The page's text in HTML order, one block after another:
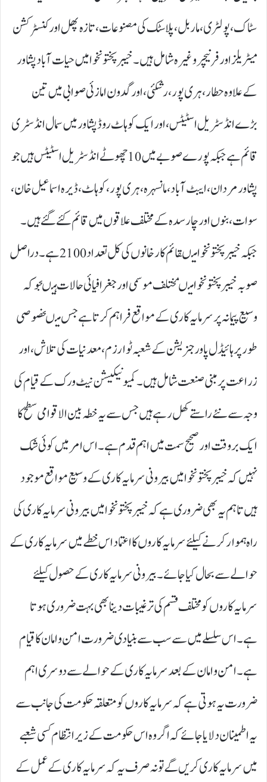
سٹاک، پولٹری، ماربل،پلاسٹک کی مصنوعات ،تازہ پھل اور کنسٹرکشن
میٹریلز اور فرنیچر وغیرہ شامل ہیں۔خیبر پختونخوا میں حیات آباد پشاور
کے علاوہ حطار،ہری پور،رشکئی،اور گدون امازئی صوابی میں تین
بڑے انڈسٹریل اسٹیٹس ،اور ایک کوہاٹ روڈ پشاور میں سمال انڈسٹری
قائم ہے جبکہ پورے صوبے میں 10چھوٹے انڈسٹریل اسٹیٹس ہیں جو
پشاور مردان،ایبٹ آباد،مانسہرہ، ہری پور،کوہاٹ،ڈیرہ اسماعیل خان،
سوات، بنوں اور چارسدہ کے مختلف علاقوں میں قائم کئے گئے ہیں۔
جبکہ خیبر پختونخوا میںقائم کارخانوں کی کل تعداد 2100ہے۔ دراصل
صوبہ خیبر پختونخوا میںمختلف موسمی اور جغرافیائی حالات ہیںجو کہ
وسیع پیمانہ پر سرمایہ کاری کے مواقع فراہم کرتا ہے جس میںخصوصی
طور پر ہائیڈل پاور جنریشن کے شعبہ ٹوارزم،معدنیات کی تلاش،اور
زراعت پر مبنی صنعت شامل ہیں۔کمیونیکیشن نیٹ ورک کے قیام کی
وجہ سے نئے راستے کھل رہے ہیں جس سے یہ خطہ بین الاقوامی سطح کا
ایک بر وقت اور صحیح سمت میں اہم قدم ہے ۔اس امر میں کوئی شک
نہیں کہ خیبر پختونخوا میں بیرونی سرمایہ کاری کے وسیع مواقع موجود
ہیں تاہم یہ بھی ضروری ہے کہ خیبر پختو نخوا میں بیرونی سرمایہ کاری کی
راہ ہموار کرنے کیلئے سرمایہ کاروں کا اعتماد اس خطے میں سرمایہ کاری کے
حوالے سے بحال کیا جائے۔ بیرونی سرمایہ کاری کے حصول کیلئے
سرمایہ کاروں کو مختلف قسم کی ترغیبات دینا بھی بہت ضروری ہوتا
ہے۔ اس سلسلے میں سے سب سے بنیادی ضرورت امن و امان کا قیام
ہے۔ امن و امان کے بعد سرمایہ کاری کے حوالے سے دوسری اہم
ضرورت یہ ہوتی ہے کہ سرمایہ کاروں کو متعلقہ حکومت کی جانب سے
یہ اطمینان دلایا جائے کہ اگر وہ اس حکومت کے زیر انتظام کسی شعبے
میں سرمایہ کاری کریں گے تو نہ صرف یہ کہ سرمایہ کاری کے عمل کے